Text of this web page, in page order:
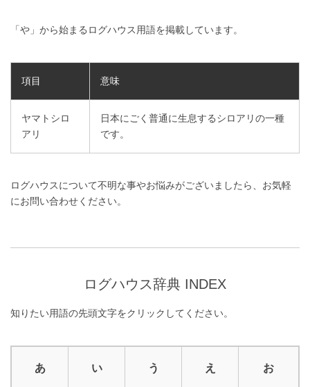
「や」から始まるログハウス用語を掲載しています。
項目 意味
ヤマトシロ
アリ
日本にごく普通に生息するシロアリの一種
です。
ログハウスについて不明な事やお悩みがございましたら、お気軽
にお問い合わせください。
ログハウス辞典 INDEX
知りたい用語の先頭文字をクリックしてください。
あ い う え お